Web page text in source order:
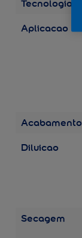
Aplicacao
Acabamento
Diluicao
Secagem